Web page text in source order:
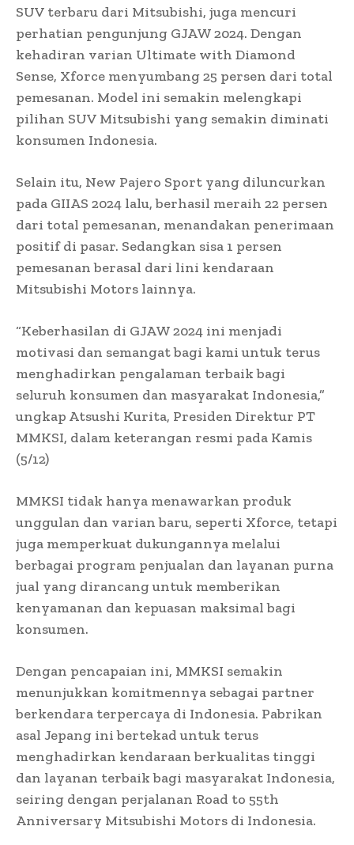
SUV terbaru dari Mitsubishi, juga mencuri
perhatian pengunjung GJAW 2024. Dengan
kehadiran varian Ultimate with Diamond
Sense, Xforce menyumbang 25 persen dari total
pemesanan. Model ini semakin melengkapi
pilihan SUV Mitsubishi yang semakin diminati
konsumen Indonesia.
Selain itu, New Pajero Sport yang diluncurkan
pada GIIAS 2024 lalu, berhasil meraih 22 persen
dari total pemesanan, menandakan penerimaan
positif di pasar. Sedangkan sisa 1 persen
pemesanan berasal dari lini kendaraan
Mitsubishi Motors lainnya.
“Keberhasilan di GJAW 2024 ini menjadi
motivasi dan semangat bagi kami untuk terus
menghadirkan pengalaman terbaik bagi
seluruh konsumen dan masyarakat Indonesia,”
ungkap Atsushi Kurita, Presiden Direktur PT
MMKSI, dalam keterangan resmi pada Kamis
(5/12)
MMKSI tidak hanya menawarkan produk
unggulan dan varian baru, seperti Xforce, tetapi
juga memperkuat dukungannya melalui
berbagai program penjualan dan layanan purna
jual yang dirancang untuk memberikan
kenyamanan dan kepuasan maksimal bagi
konsumen.
Dengan pencapaian ini, MMKSI semakin
menunjukkan komitmennya sebagai partner
berkendara terpercaya di Indonesia. Pabrikan
asal Jepang ini bertekad untuk terus
menghadirkan kendaraan berkualitas tinggi
dan layanan terbaik bagi masyarakat Indonesia,
seiring dengan perjalanan Road to 55th
Anniversary Mitsubishi Motors di Indonesia.